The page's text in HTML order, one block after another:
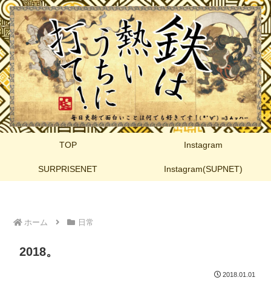
TOP Instagram
SURPRISENET Instagram(SUPNET)
ホーム 日常
2018。
2018.01.01